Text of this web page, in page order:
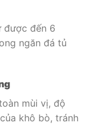
được đến 6
ngăn đá tủ
mùi vị, độ
khô bò, tránh